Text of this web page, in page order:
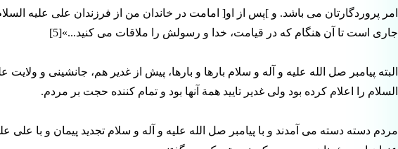
امر پروردگارتان می باشد. و ]پس از او[ امامت در خاندان من از فرزندان علی علیه
جاری است تا آن هنگام که در قیامت، خدا و رسولش را ملاقات می کنید...»[5]
البته پیامبر صل الله علیه و آله و سلام بارها و بارها، پیش از غدیر هم، جانشینی و ولایت
السلام را اعلام کرده بود ولی غدیر تایید همة آنها بود و تمام کننده حجت بر مردم.
مردم دسته دسته می آمدند و با پیامبر صل الله علیه و آله و سلام تجدید پیمان و با علی